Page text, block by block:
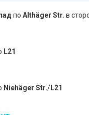
по Althäger Str. в
L21
Niehäger Str./L21